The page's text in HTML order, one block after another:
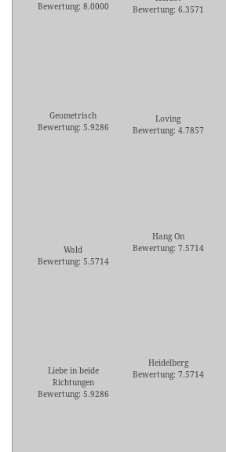
Bewertung: 8.0000
Bewertung: 6.3571
Geometrisch
Bewertung: 5.9286
Loving
Bewertung: 4.7857
Wald
Bewertung: 5.5714
Hang On
Bewertung: 7.5714
Liebe in beide
Richtungen
Bewertung: 5.9286
Heidelberg
Bewertung: 7.5714